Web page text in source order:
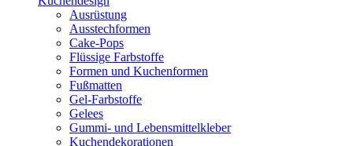
Ausrüstung
Ausstechformen
Cake-Pops
Flüssige Farbstoffe
Formen und Kuchenformen
Fußmatten
Gel-Farbstoffe
Gelees
Gummi- und Lebensmittelkleber
Kuchendekorationen